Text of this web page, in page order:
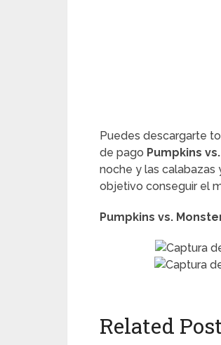
Puedes descargarte
de pago Pumpkins
noche y las calabazas
objetivo conseguir el
Pumpkins vs.
Related